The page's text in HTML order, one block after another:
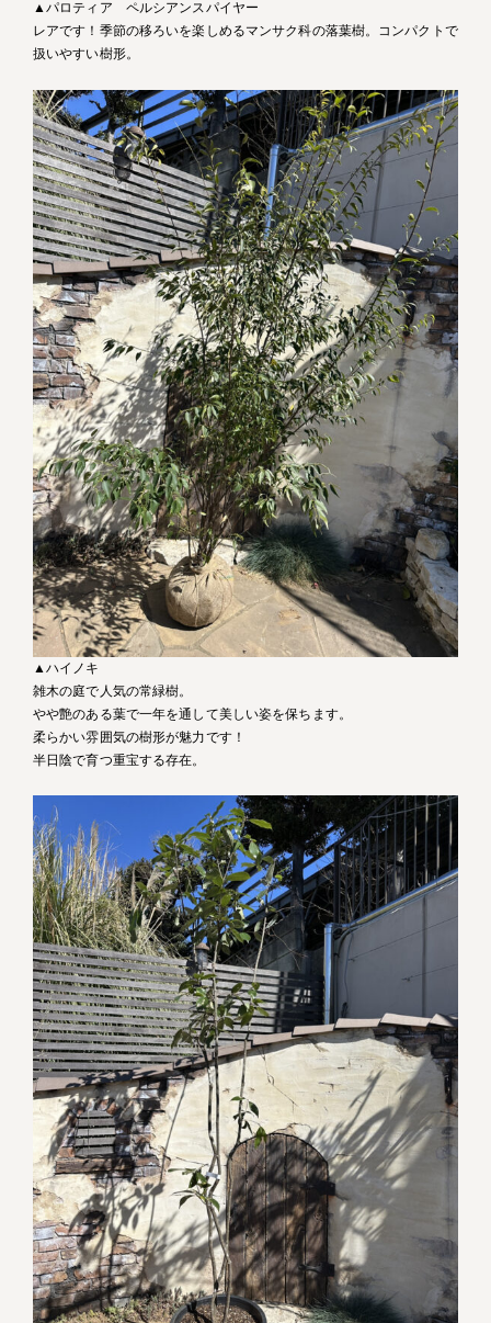
▲パロティア ペルシアンスパイヤー
レアです！季節の移ろいを楽しめるマンサク科の落葉樹。コンパクトで
扱いやすい樹形。
▲ハイノキ
雑木の庭で人気の常緑樹。
やや艶のある葉で一年を通して美しい姿を保ちます。
柔らかい雰囲気の樹形が魅力です！
半日陰で育つ重宝する存在。